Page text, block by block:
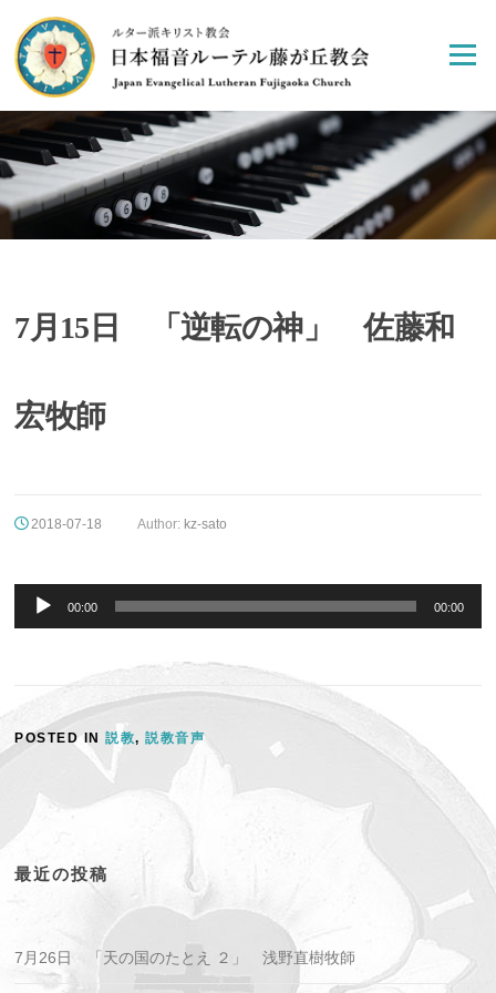
content
Menu
7月15日 「逆転の神」 佐藤和
宏牧師
2018-07-18 Author: kz-sato
プ
ー
00:00 00:00
POSTED IN説教,説教音声
最近の投稿
7月26日 「天の国のたとえ ２」 浅野直樹牧師